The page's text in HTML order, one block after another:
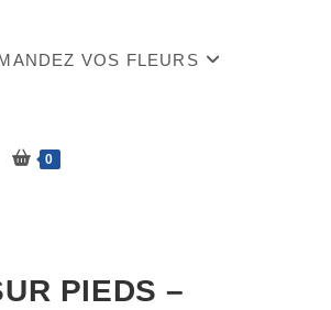
VOS FLEURS
0
PIEDS –